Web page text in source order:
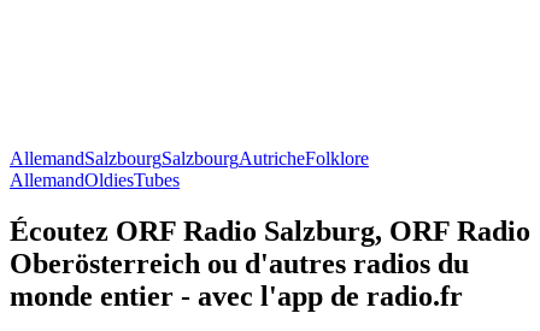
AllemandSalzbourgSalzbourgAutricheFolklore
AllemandOldiesTubes
Écoutez ORF Radio Salzburg, ORF Radio
Oberösterreich ou d'autres radios du
monde entier - avec l'app de radio.fr